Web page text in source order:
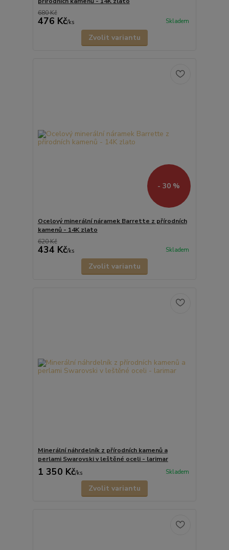
680 Kč
476 Kč/ks Skladem
Zvolit variantu
- 30 %
Ocelový minerální náramek Barrette z přírodních
kamenů - 14K zlato
620 Kč
434 Kč/ks Skladem
Zvolit variantu
Minerální náhrdelník z přírodních kamenů a
perlami Swarovski v leštěné oceli - larimar
1 350 Kč/ks Skladem
Zvolit variantu